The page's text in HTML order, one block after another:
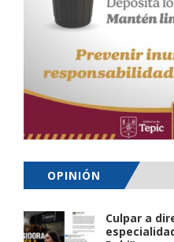
OPINIÓN
Culpar a